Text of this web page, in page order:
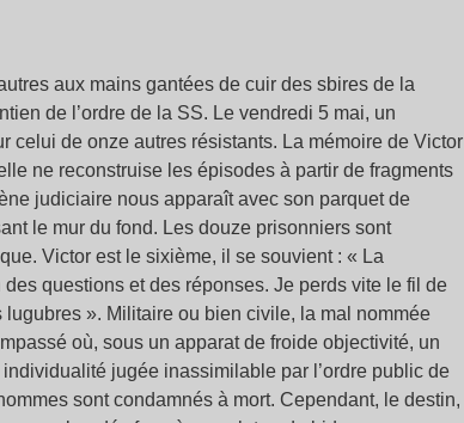
aux mains gantées de cuir des sbires de la
de l’ordre de la SS. Le vendredi 5 mai, un
celui de onze autres résistants. La mémoire de Victor
ne reconstruise les épisodes à partir de fragments
judiciaire nous apparaît avec son parquet de
le mur du fond. Les douze prisonniers sont
Victor est le sixième, il se souvient : « La
questions et des réponses. Je perds vite le fil de
». Militaire ou bien civile, la mal nommée
où, sous un apparat de froide objectivité, un
jugée inassimilable par l’ordre public de
sont condamnés à mort. Cependant, le destin,